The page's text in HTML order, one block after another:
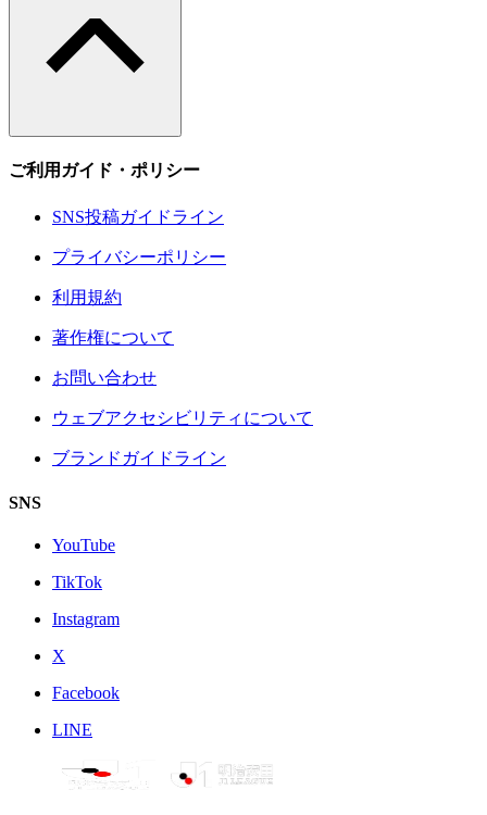
ご利用ガイド・ポリシー
SNS投稿ガイドライン
プライバシーポリシー
利用規約
著作権について
お問い合わせ
ウェブアクセシビリティについて
ブランドガイドライン
SNS
YouTube
TikTok
Instagram
X
Facebook
LINE